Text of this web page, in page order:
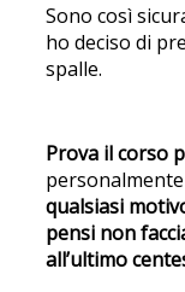
Sono così
ho deciso di
spalle.
Prova il corso
qualsiasi
pensi non
all’ultimo